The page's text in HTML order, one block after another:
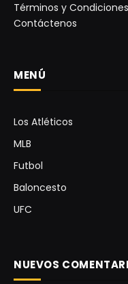
Términos y Condiciones
Contáctenos
MENÚ
Los Atléticos
MLB
Futbol
Baloncesto
UFC
NUEVOS